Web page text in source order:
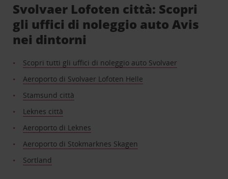
Svolvaer Lofoten città: Scopri
gli uffici di noleggio auto Avis
nei dintorni
Scopri tutti gli uffici di noleggio auto Svolvaer
Aeroporto di Svolvaer Lofoten Helle
Stamsund città
Leknes città
Aeroporto di Leknes
Aeroporto di Stokmarknes Skagen
Sortland